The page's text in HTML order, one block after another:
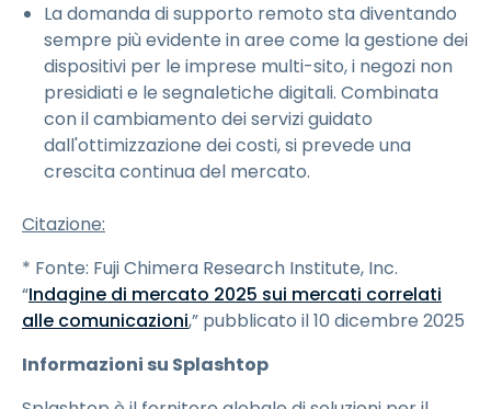
La domanda di supporto remoto sta diventando
sempre più evidente in aree come la gestione dei
dispositivi per le imprese multi-sito, i negozi non
presidiati e le segnaletiche digitali. Combinata
con il cambiamento dei servizi guidato
dall'ottimizzazione dei costi, si prevede una
crescita continua del mercato.
Citazione:
* Fonte: Fuji Chimera Research Institute, Inc.
“Indagine di mercato 2025 sui mercati correlati
alle comunicazioni,” pubblicato il 10 dicembre 2025
Informazioni su Splashtop